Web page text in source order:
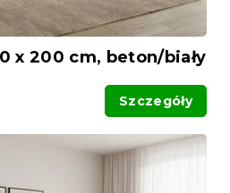
x 200 cm, beton/biały
Szczegóły